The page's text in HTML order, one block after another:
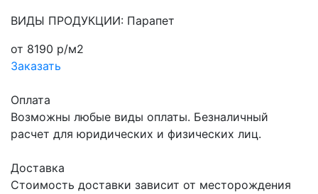
ВИДЫ ПРОДУКЦИИ: Парапет
от 8190 р/м2
Заказать
Оплата
Возможны любые виды оплаты. Безналичный
расчет для юридических и физических лиц.
Доставка
Стоимость доставки зависит от месторождения